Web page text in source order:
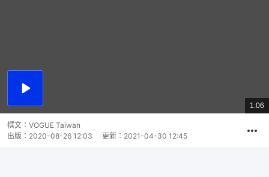
播
總
共
1:06
撰文： VOGUE Taiwan
出版： 2020-08-26 12:03 更新： 2021-04-30 12:45